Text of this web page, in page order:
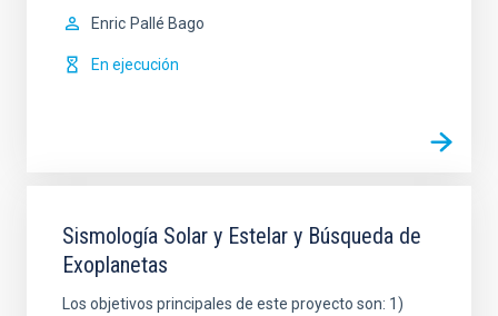
Enric Pallé Bago
En ejecución
Sismología Solar y Estelar y Búsqueda de
Exoplanetas
Los objetivos principales de este proyecto son: 1)